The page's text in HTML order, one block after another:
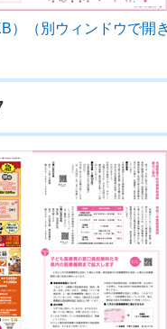
）（別ウィンドウで開